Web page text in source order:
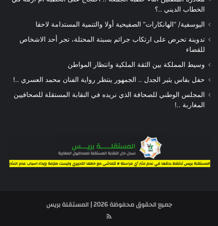
الخطاب الديني ..؟
اليوسفية/ “الهانكارات” الصفيحية أولا والتنمية المستدامة لاحقا
تدوينة تحرض على ارتكاب جرائم بسبتة المحتلة، تجر أحد الاشخاص
للقضاء
وسيط المملكة بين الثقة الملكية وانتظار المواطن
حفل بفاس يثير الجدل .. الجمهور ينتظر رواية الفنان محمد العسري ..!
المجلس الوطني للصحافة الذي نريده في النقابة المستقلة للصحافيين
المغاربة ..!
جميع الحقوق محفوظة 2026 | المستقلة بريس
RSS